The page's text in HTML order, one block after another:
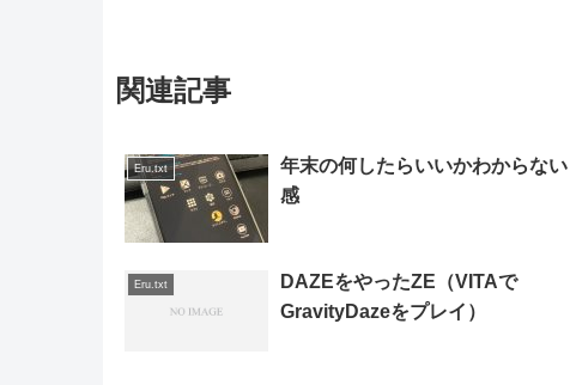
関連記事
Eru.txt
年末の何したらいいかわからない
感
Eru.txt
DAZEをやったZE（VITAで
GravityDazeをプレイ）